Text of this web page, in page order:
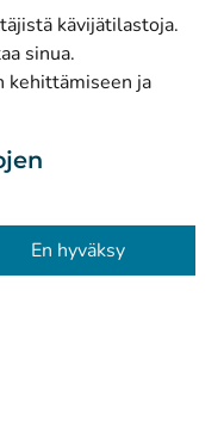
kävijätilastoja.
sinua.
kehittämiseen ja
En hyväksy